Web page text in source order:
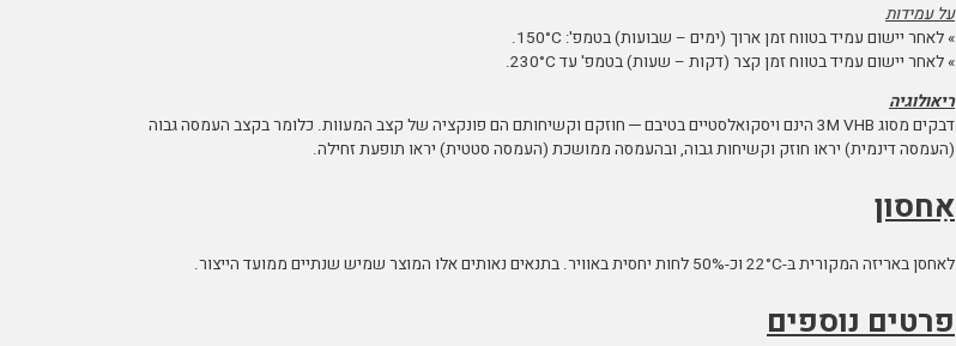
על עמידות
» לאחר יישום עמיד בטווח זמן ארוך (ימים – שבועות) בטמפ': 150°C.
» לאחר יישום עמיד בטווח זמן קצר (דקות – שעות) בטמפ' עד 230°C.
ריאולוגיה
דבקים מסוג 3M VHB הינם ויסקואלסטיים בטיבם ─ חוזקם וקשיחותם הם פונקציה של קצב המעוות. כלומר בקצב העמסה גבוה
(העמסה דינמית) יראו חוזק וקשיחות גבוה, ובהעמסה ממושכת (העמסה סטטית) יראו תופעת זחילה.
אִחסון
לאחסן באריזה המקורית בּ-22°C וכ-50% לחות יחסית באוויר. בתנאים נאותים אלו המוצר שמיש שנתיים ממועד הייצור.
פרטים נוספים